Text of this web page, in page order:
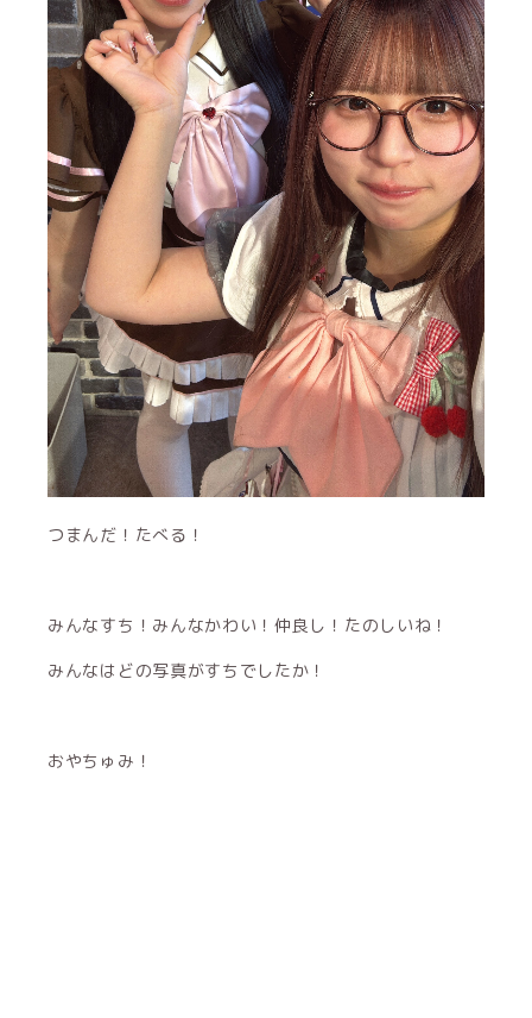
つまんだ！たべる！
みんなすち！みんなかわい！仲良し！たのしいね！
みんなはどの写真がすちでしたか！
おやちゅみ！